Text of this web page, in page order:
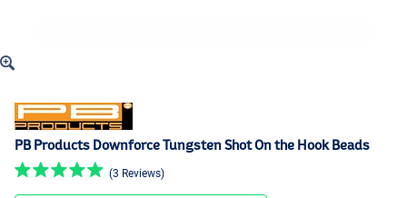
PB Products Downforce Tungsten Shot On the Hook Beads
(3 Reviews)